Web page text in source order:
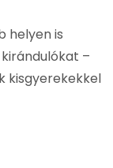
helyen is
–
kisgyerekekkel